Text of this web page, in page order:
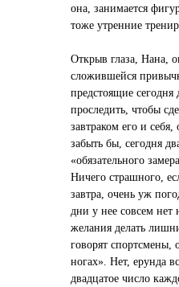
она, занимается
тоже утренние
Открыв глаза, Нана,
сложившейся
предстоящие сегодня
проследить, чтобы
завтраком его и
забыть бы, сегодня
«обязательного
Ничего страшного,
завтра, очень уж
дни у нее совсем
желания делать
говорят спортсмены,
ногах». Нет, ерунда
двадцатое число